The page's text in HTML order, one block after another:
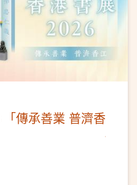
傳承善業 普濟香